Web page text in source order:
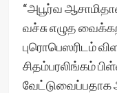
“அபூர்வ
வச்சு எழுத
புரொபெஸரிடம்
சிதம்பரலிங்கம்